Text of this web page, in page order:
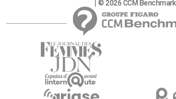
© 2026 CCM Benchmark